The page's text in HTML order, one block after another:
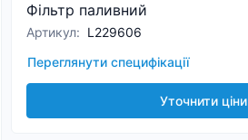
Фільтр паливний
Артикул: L229606
Переглянути специфікації
Уточнити ціни